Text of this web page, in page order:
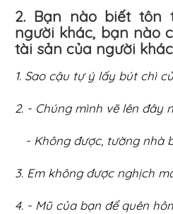
2. Bạn nào biết tôn
người khác, bạn nào
tài sản của người
1. Sao cậu tự ý lấy bút chì
2. - Chúng mình vẽ lên đây
- Không được, tường nhà
3. Em không được nghịch
4. - Mũ của bạn để quên